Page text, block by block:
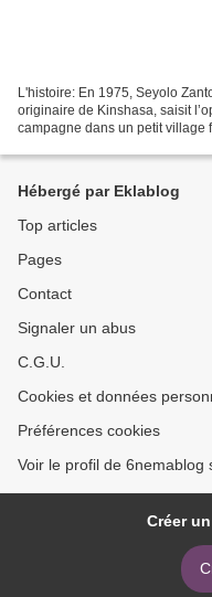
L'histoire: En 1975, Seyolo
originaire de Kinshasa, saisit
campagne dans un petit village
Hébergé par Eklablog
Top articles
Pages
Contact
Signaler un abus
C.G.U.
Cookies et données
Préférences cookies
Voir le profil de 6nemablog
Créer